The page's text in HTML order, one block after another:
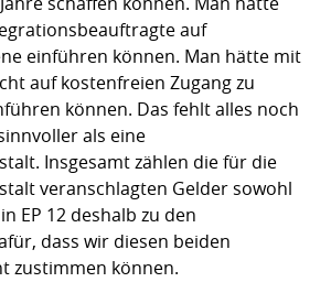
auf
einführen können. Man hätte mit
auf kostenfreien Zugang zu
können. Das fehlt alles noch
als eine
Insgesamt zählen die für die
veranschlagten Gelder sowohl
EP 12 deshalb zu den
dass wir diesen beiden
zustimmen können.